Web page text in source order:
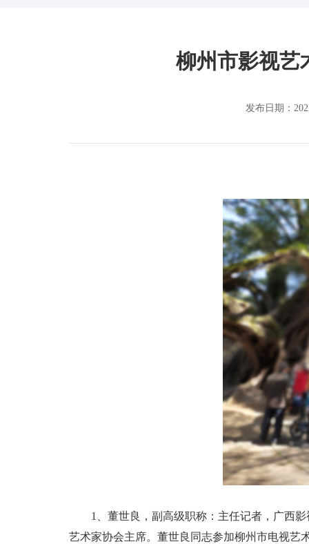
柳州市影视艺
发布日期：
1、董世良，副高级职称：主任记者，广西
艺术家协会主席。董世良同志参加柳州市电视艺